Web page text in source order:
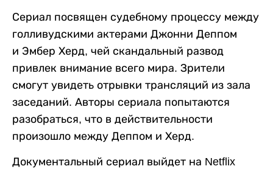
Сериал посвящен судебному процессу между
голливудскими актерами Джонни Деппом
и Эмбер Херд, чей скандальный развод
привлек внимание всего мира. Зрители
смогут увидеть отрывки трансляций из зала
заседаний. Авторы сериала попытаются
разобраться, что в действительности
произошло между Деппом и Херд.
Документальный сериал выйдет на Netflix